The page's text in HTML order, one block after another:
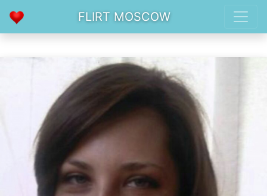
FLIRT MOSCOW